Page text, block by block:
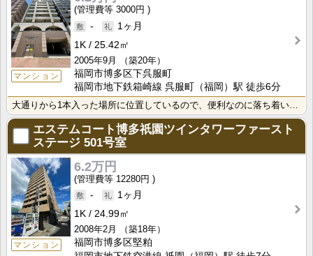
マンション
3000円
-
1ヶ月
1K
25.42㎡
2005年9月
（築20年）
福岡市博多区下呉服町
福岡市地下鉄箱崎線 呉服町（福岡）駅 徒歩6分
エステムコート博多祇園ツインタワーファースト
ステージ 501号室
マンション
6.2万円
12280円
-
1ヶ月
1K
24.99㎡
2008年2月
（築18年）
福岡市博多区堅粕